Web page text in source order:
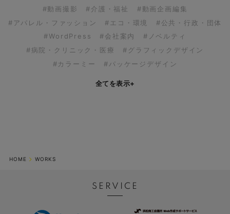
#動画撮影
#介護・福祉
#動画企画編集
#アパレル・ファッション
#エコ・環境
#公共・行政・団体
#WordPress
#会社案内
#ノベルティ
#病院・クリニック・医療
#グラフィックデザイン
#カラーミー
#パッケージデザイン
全てを表示+
HOME WORKS
SERVICE